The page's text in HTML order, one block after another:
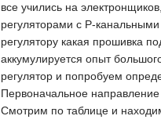
все учились на
регуляторами с P-
регулятору какая прошивка
аккумулируется опыт
регулятор и попробуем
Первоначальное
Смотрим по таблице и